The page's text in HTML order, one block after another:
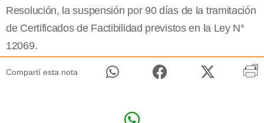
Resolución, la suspensión por 90 días de la tramitación
de Certificados de Factibilidad previstos en la Ley N°
12069.
Compartí esta nota